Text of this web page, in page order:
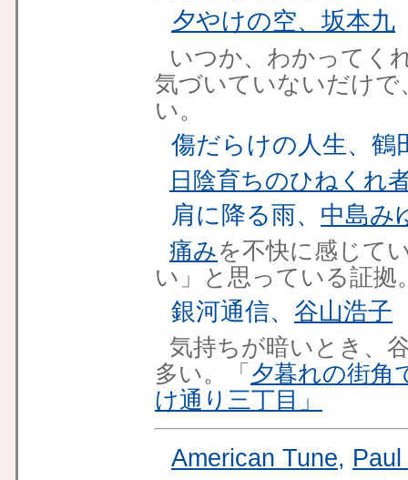
夕やけの空、坂本九
いつか、わかってく
気づいていないだけ
い。
傷だらけの人生、鶴
日陰育ちのひねくれ
肩に降る雨、 中島み
痛みを不快に感じて
い」と思っている証拠
銀河通信、 谷山浩子
気持ちが暗いとき、
多い。「 夕暮れの街角
け通り三丁目」
American Tune,